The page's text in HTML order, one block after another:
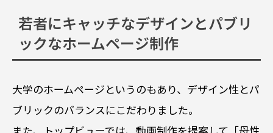
若者にキャッチなデザインとパブリ
ックなホームページ制作
大学のホームページというのもあり、デザイン性とパ
ブリックのバランスにこだわりました。